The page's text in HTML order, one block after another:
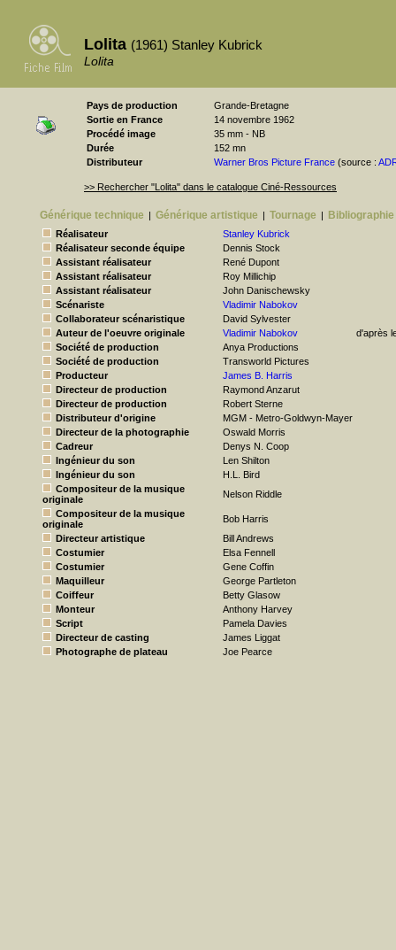
Lolita (1961) Stanley Kubrick
Lolita
Pays de production
Grande-Bretagne
Sortie en France
14 novembre 1962
Procédé image
35 mm - NB
Durée
152 mn
Distributeur
Warner Bros Picture France (source :
>> Rechercher "Lolita" dans le catalogue Ciné-Ressources
Générique technique | Générique artistique | Tournage | Bibliographie
Réalisateur
Stanley Kubrick
Réalisateur seconde équipe
Dennis Stock
Assistant réalisateur
René Dupont
Assistant réalisateur
Roy Millichip
Assistant réalisateur
John Danischewsky
Scénariste
Vladimir Nabokov
Collaborateur scénaristique
David Sylvester
Auteur de l'oeuvre originale
Vladimir Nabokov
d'après
Société de production
Anya Productions
Société de production
Transworld Pictures
Producteur
James B. Harris
Directeur de production
Raymond Anzarut
Directeur de production
Robert Sterne
Distributeur d'origine
MGM - Metro-Goldwyn-Mayer
Directeur de la photographie
Oswald Morris
Cadreur
Denys N. Coop
Ingénieur du son
Len Shilton
Ingénieur du son
H.L. Bird
Compositeur de la musique
originale
Nelson Riddle
Compositeur de la musique
originale
Bob Harris
Directeur artistique
Bill Andrews
Costumier
Elsa Fennell
Costumier
Gene Coffin
Maquilleur
George Partleton
Coiffeur
Betty Glasow
Monteur
Anthony Harvey
Script
Pamela Davies
Directeur de casting
James Liggat
Photographe de plateau
Joe Pearce